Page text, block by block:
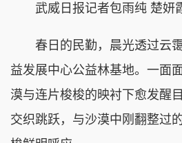
武威日报记者包雨纯 楚妍
春日的民勤，晨光透过云霭
益发展中心公益林基地。一面
漠与连片梭梭的映衬下愈发醒
交织跳跃，与沙漠中刚翻整过